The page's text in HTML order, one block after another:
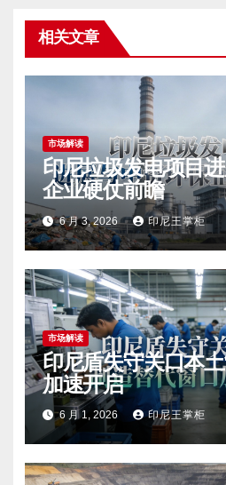
相关文章
市场解读
印尼垃圾发电项目
企业硬仗前瞻
6 月 3, 2026 印尼王掌柜
市场解读
印尼盾失守关口本
加速开启
6 月 1, 2026 印尼王掌柜